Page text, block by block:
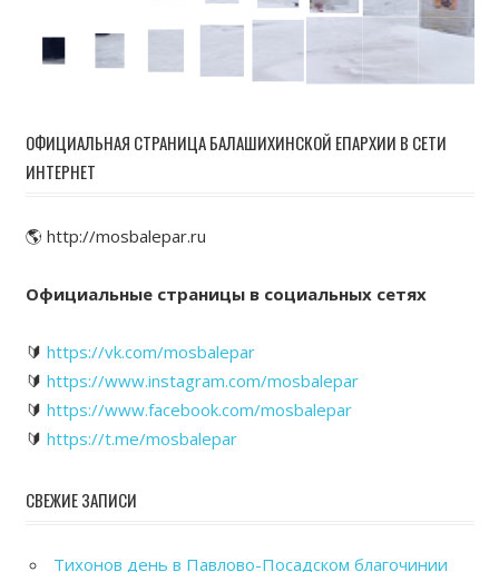
ОФИЦИАЛЬНАЯ СТРАНИЦА БАЛАШИХИНСКОЙ ЕПАРХИИ В СЕТИ
ИНТЕРНЕТ
🌎 http://mosbalepar.ru
Официальные страницы в социальных сетях
🔰 https://vk.com/mosbalepar
🔰 https://www.instagram.com/mosbalepar
🔰 https://www.facebook.com/mosbalepar
🔰 https://t.me/mosbalepar
СВЕЖИЕ ЗАПИСИ
Тихонов день в Павлово-Посадском благочинии